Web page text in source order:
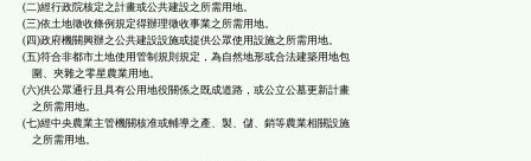
(二)經行政院核定之計畫或公共建設之所需用地。
(三)依土地徵收條例規定得辦理徵收事業之所需用地。
(四)政府機關興辦之公共建設設施或提供公眾使用設施之所需用地。
(五)符合非都市土地使用管制規則規定，為自然地形或合法建築用地包
圍、夾雜之零星農業用地。
(六)供公眾通行且具有公用地役關係之既成道路，或公立公墓更新計畫
之所需用地。
(七)經中央農業主管機關核准或輔導之產、製、儲、銷等農業相關設施
之所需用地。